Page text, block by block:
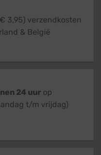
3,95) verzendkosten
& België
24 uur op
t/m vrijdag)